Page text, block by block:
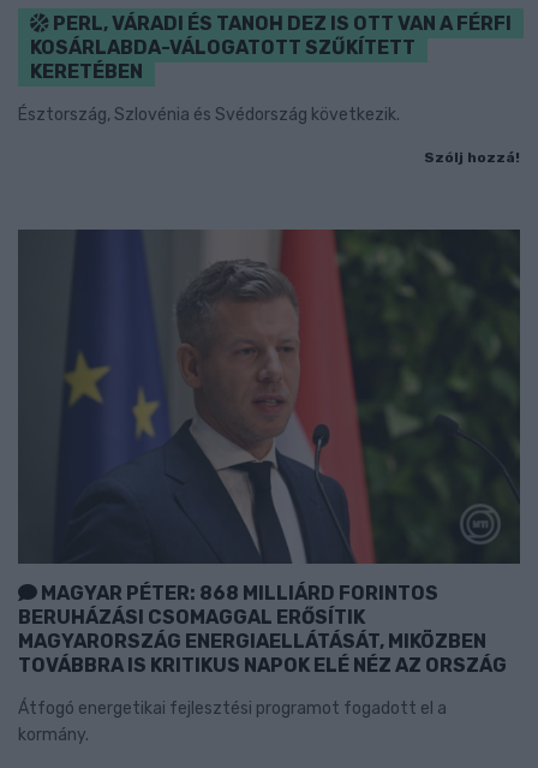
PERL, VÁRADI ÉS TANOH DEZ IS OTT VAN A FÉRFI
KOSÁRLABDA-VÁLOGATOTT SZŰKÍTETT
KERETÉBEN
Észtország, Szlovénia és Svédország következik.
Szólj hozzá!
MAGYAR PÉTER: 868 MILLIÁRD FORINTOS
BERUHÁZÁSI CSOMAGGAL ERŐSÍTIK
MAGYARORSZÁG ENERGIAELLÁTÁSÁT, MIKÖZBEN
TOVÁBBRA IS KRITIKUS NAPOK ELÉ NÉZ AZ ORSZÁG
Átfogó energetikai fejlesztési programot fogadott el a
kormány.